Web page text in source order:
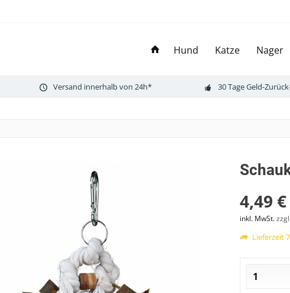
Hund Katze Nager
Versand innerhalb von 24h* 30 Tage Geld-
4,49
inkl. MwSt.
Lieferzeit